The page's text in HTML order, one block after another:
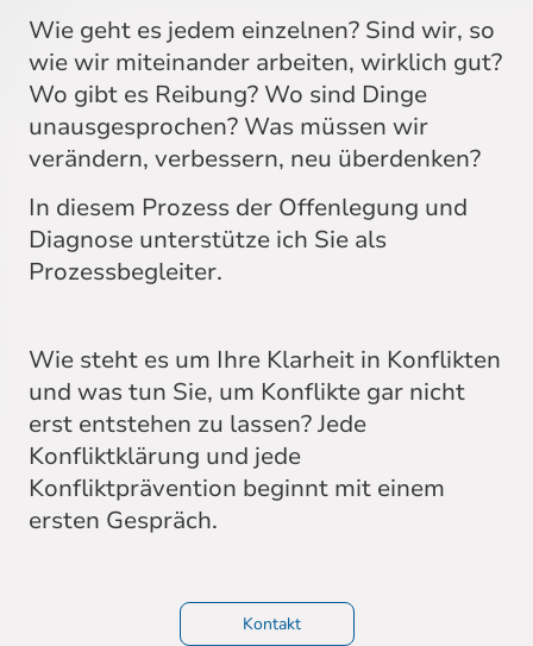
Wie geht es jedem einzelnen? Sind wir, so
wie wir miteinander arbeiten, wirklich gut?
Wo gibt es Reibung? Wo sind Dinge
unausgesprochen? Was müssen wir
verändern, verbessern, neu überdenken?
In diesem Prozess der Offenlegung und
Diagnose unterstütze ich Sie als
Prozessbegleiter.
Wie steht es um Ihre Klarheit in Konflikten
und was tun Sie, um Konflikte gar nicht
erst entstehen zu lassen? Jede
Konfliktklärung und jede
Konfliktprävention beginnt mit einem
ersten Gespräch.
Kontakt